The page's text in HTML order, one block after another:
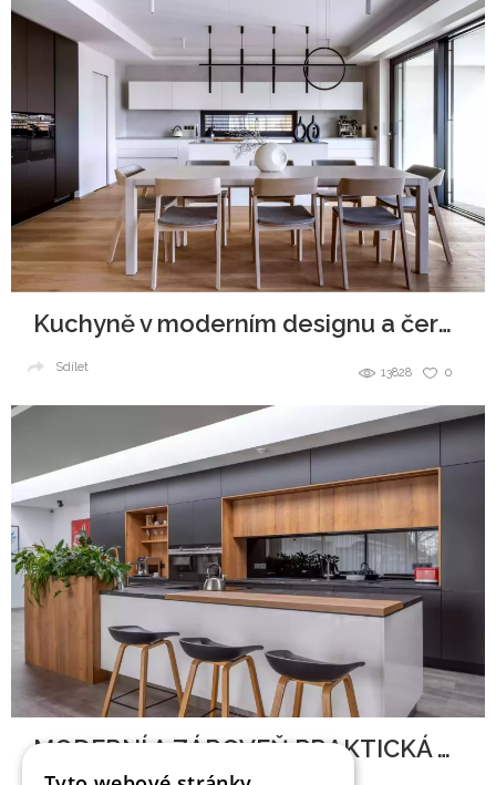
Kuchyně v moderním designu a černobílé kombinaci
0
13828
Sdílet
MODERNÍ A ZÁROVEŇ PRAKTICKÁ KUCHYNĚ